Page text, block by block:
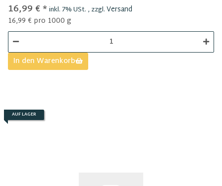
16,99 €*inkl. 7% USt. , zzgl.Versand
16,99 € pro 1000 g
In den Warenkorb
AUF LAGER